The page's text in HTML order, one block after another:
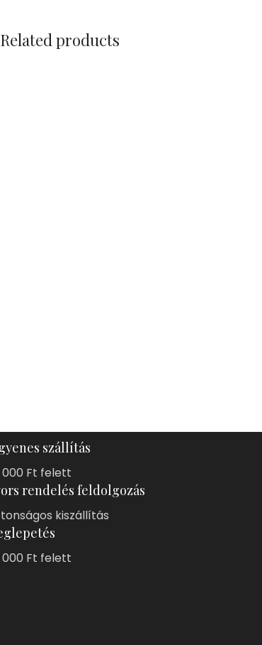
Related products
szállítás
000 Ft felett
rendelés feldolgozás
kiszállítás
000 Ft felett